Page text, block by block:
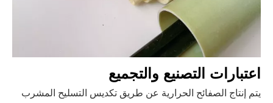
اعتبارات التصنيع والتجميع
يتم إنتاج الصفائح الحرارية عن طريق تكديس التسليح المشرب